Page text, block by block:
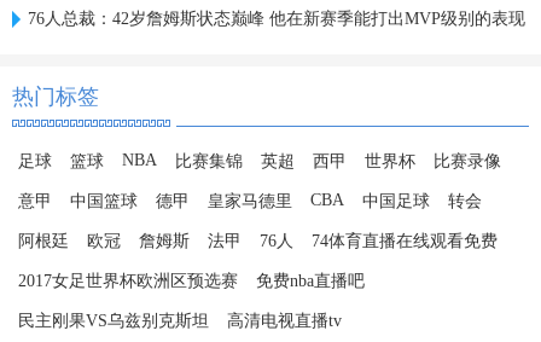
76人总裁：42岁詹姆斯状态巅峰 他在新赛季能打出MVP级别的表现
热门标签
足球 篮球 NBA 比赛集锦 英超 西甲 世界杯 比赛录像
意甲 中国篮球 德甲 皇家马德里 CBA 中国足球 转会
阿根廷 欧冠 詹姆斯 法甲 76人 74体育直播在线观看免费
2017女足世界杯欧洲区预选赛 免费nba直播吧
民主刚果VS乌兹别克斯坦 高清电视直播tv